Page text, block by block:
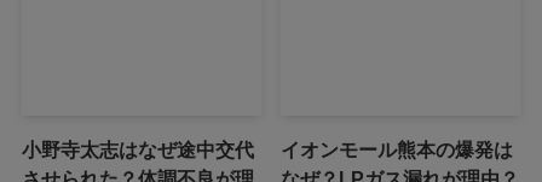
小野寺太志はなぜ途中交代
イオンモール熊本の爆発は